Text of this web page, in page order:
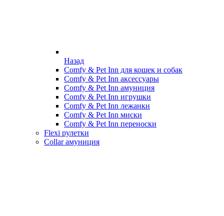
Назад
Comfy & Pet Inn для кошек и собак
Comfy & Pet Inn аксессуары
Comfy & Pet Inn амуниция
Comfy & Pet Inn игрушки
Comfy & Pet Inn лежанки
Comfy & Pet Inn миски
Comfy & Pet Inn переноски
Flexi рулетки
Collar амуниция